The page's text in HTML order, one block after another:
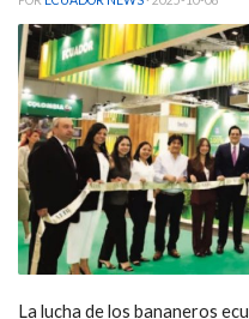
La lucha de los bananeros